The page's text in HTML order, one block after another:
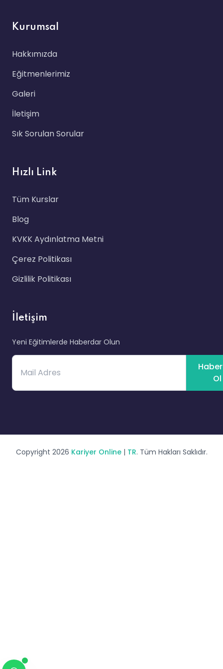
Kurumsal
Hakkımızda
Eğitmenlerimiz
Galeri
İletişim
Sık Sorulan Sorular
Hızlı Link
Tüm Kurslar
Blog
KVKK Aydınlatma Metni
Çerez Politikası
Gizlilik Politikası
İletişim
Yeni Eğitimlerde Haberdar Olun
Ol
Copyright 2026 Kariyer Online| TR. Tüm Hakları Saklıdır.